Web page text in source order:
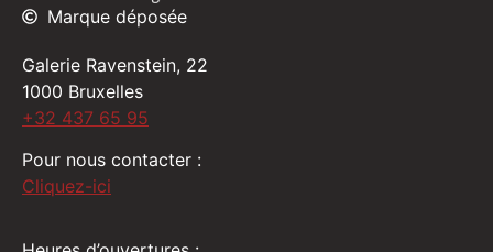
Marque déposée
Galerie Ravenstein, 22
1000 Bruxelles
+32 437 65 95
Pour nous contacter :
Cliquez-ici